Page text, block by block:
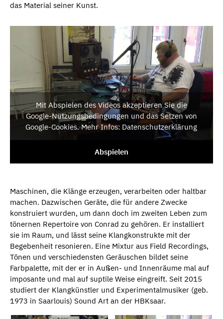
das Material seiner Kunst.
Mit Abspielen des Videos akzeptieren Sie die
Google-Nutzungsbedingungen und das Setzen von
Google-Cookies. Mehr Infos: Datenschutzerklärung
Abspielen
Maschinen, die Klänge erzeugen, verarbeiten oder haltbar
machen. Dazwischen Geräte, die für andere Zwecke
konstruiert wurden, um dann doch im zweiten Leben zum
tönernen Repertoire von Conrad zu gehören. Er installiert
sie im Raum, und lässt seine Klangkonstrukte mit der
Begebenheit resonieren. Eine Mixtur aus Field Recordings,
Tönen und verschiedensten Geräuschen bildet seine
Farbpalette, mit der er in Außen- und Innenräume mal auf
imposante und mal auf suptile Weise eingreift. Seit 2015
studiert der Klangkünstler und Experimentalmusiker (geb.
1973 in Saarlouis) Sound Art an der HBKsaar.